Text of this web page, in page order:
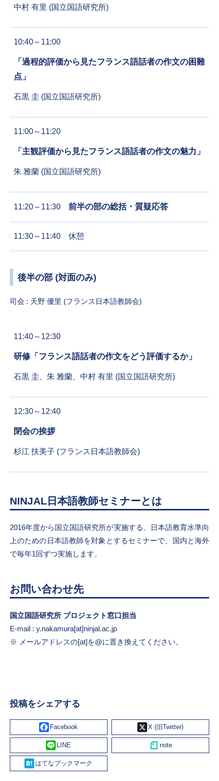
中村 有里 (国立国語研究所)
10:40～11:00
「過程的評価から見たフランス語話者の作文の困難
点」
石黒 圭 (国立国語研究所)
11:00～11:20
「主観評価から見たフランス語話者の作文の魅力」
朱 雅蘭 (国立国語研究所)
11:20～11:30 前半の部の総括・質疑応答
11:30～11:40 休憩
後半の部 (対面のみ)
司会 : 天野 優里 (フランス日本語教師会)
11:40～12:30
研修「フランス語話者の作文をどう評価するか」
石黒 圭、朱 雅蘭、中村 有里 (国立国語研究所)
12:30～12:40
閉会の挨拶
杉江 扶美子 (フランス日本語教師会)
NINJAL日本語教師セミナーとは
2016年度から国立国語研究所が実施する、日本語教育水準向
上のための日本語教師を対象とするセミナーで、国内と海外
で毎年1回ずつ実施します。
お問い合わせ先
国立国語研究所 プロジェクト窓口担当
E-mail : y.nakamura[at]ninjal.ac.jp
メールアドレスの[at]を@に置き換えてください。
投稿をシェアする
Facebook X
Line
Hatena